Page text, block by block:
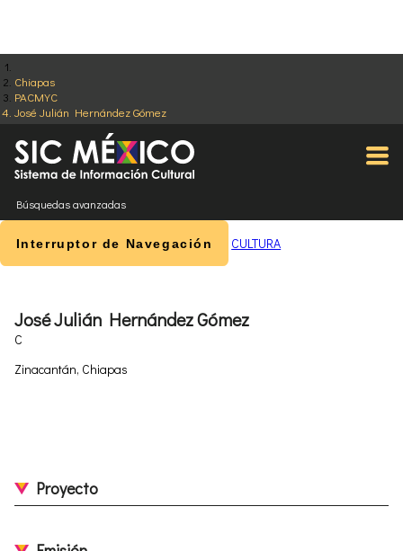
Chiapas
PACMYC
José Julián Hernández Gómez
Búsquedas avanzadas
Interruptor de Navegación CULTURA
José Julián Hernández Gómez
C
Zinacantán, Chiapas
Proyecto